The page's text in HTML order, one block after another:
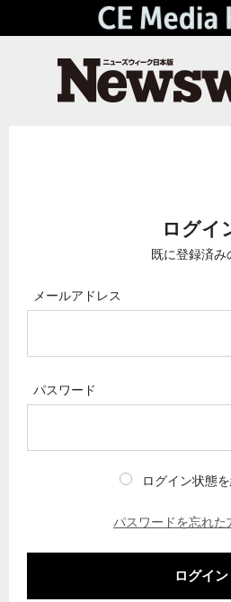
ログイ
既に登録済み
メールアドレス
パスワード
ログイン状態
パスワードを忘れた
ログイン